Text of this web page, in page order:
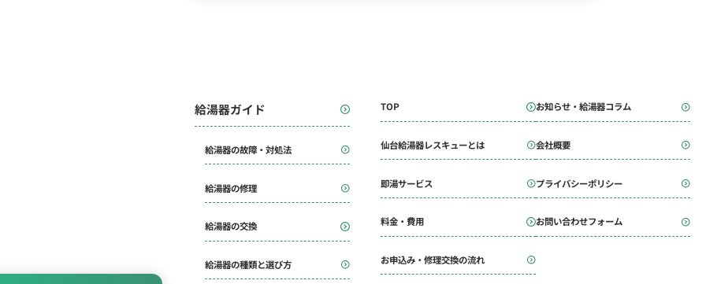
給湯器ガイド
給湯器の故障・対処法
給湯器の修理
給湯器の交換
給湯器の種類と選び方
TOP
仙台給湯器レスキューとは
即湯サービス
料金・費用
お申込み・修理交換の流れ
お知らせ・給湯器コラム
会社概要
プライバシーポリシー
お問い合わせフォーム